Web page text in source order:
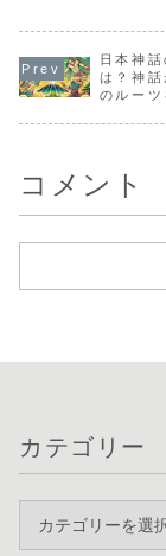
ーナスの魅力を紹
介します。
日本神話
は？神話
のルーツ
コメント
カテゴリー